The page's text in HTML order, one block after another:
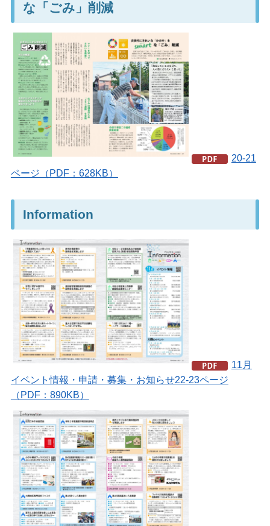
な「ごみ」削減
20-21
ページ（PDF：628KB）
Information
11月
イベント情報・申請・募集・お知らせ22-23ページ
（PDF：890KB）